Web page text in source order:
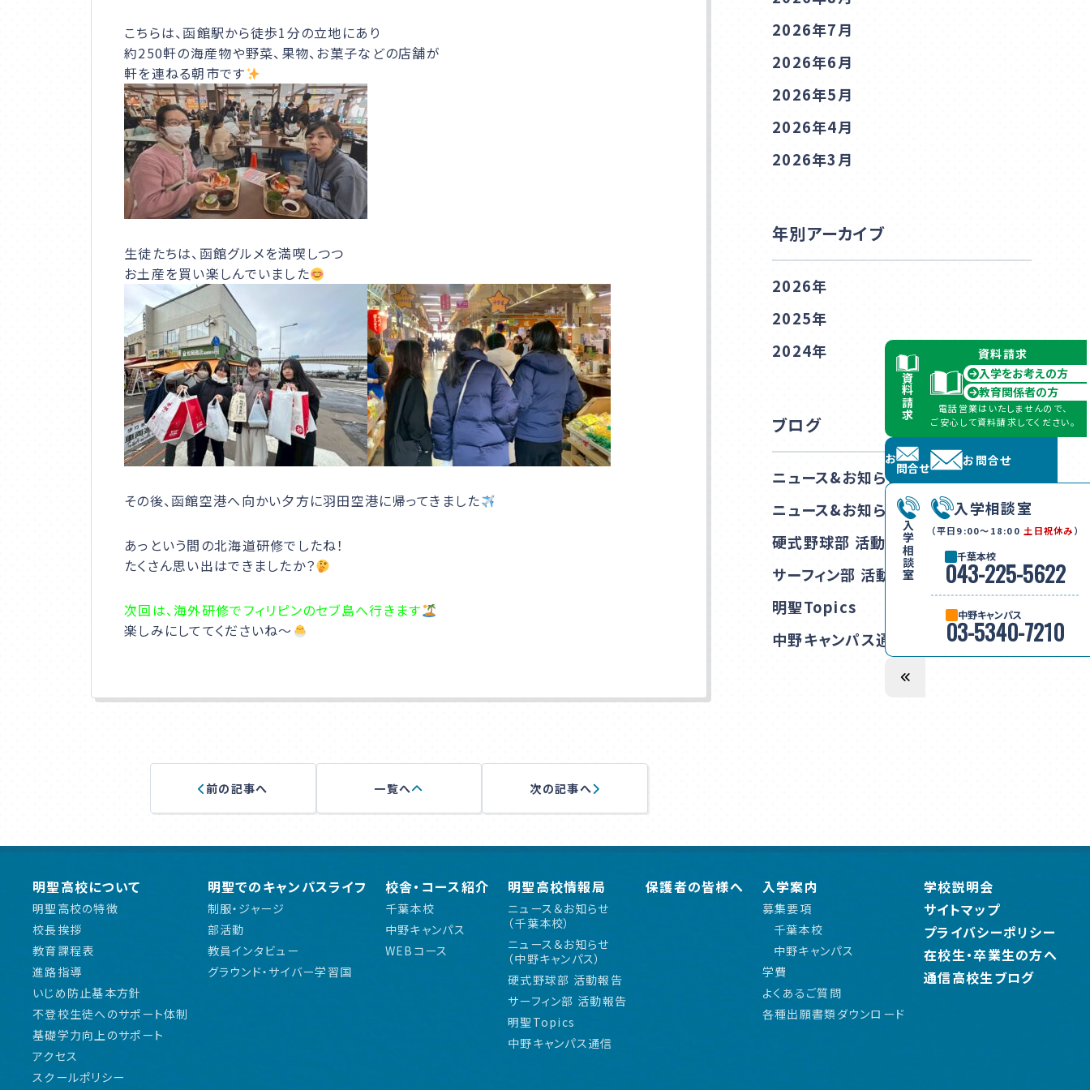
資料請求
資料請求
入学をお考えの方
教育関係者の方
電話営業はいたしませんので、
ご安心して資料請求してください。
お問合せ
お問合せ
入学相談室
入学相談室
（平日9:00〜18:00 土日祝休み）
千葉本校
043-225-5622
中野キャンパス
03-5340-7210
こちらは、函館駅から徒歩1分の立地にあり
約250軒の海産物や野菜、果物、お菓子などの店舗が
軒を連ねる朝市です
生徒たちは、函館グルメを満喫しつつ
お土産を買い楽しんでいました
その後、函館空港へ向かい夕方に羽田空港に帰ってきました
あっという間の北海道研修でしたね！
たくさん思い出はできましたか？
次回は、海外研修でフィリピンのセブ島へ行きます
楽しみにしててくださいね～
前の記事へ 一覧へ 次の記事へ
2026年7月
2026年6月
2026年5月
2026年4月
2026年3月
年別アーカイブ
2026年
2025年
2024年
ブログ
ニュース&お知らせ 千葉本校
ニュース&お知らせ 中野キャンパス
硬式野球部 活動報告
サーフィン部 活動報告
明聖Topics
中野キャンパス通信
明聖高校について
明聖高校の特徴
校長挨拶
教育課程表
進路指導
いじめ防止基本方針
不登校生徒へのサポート体制
基礎学力向上のサポート
アクセス
スクールポリシー
明聖でのキャンパスライフ
制服・ジャージ
部活動
教員インタビュー
グラウンド・サイバー学習国
校舎・コース紹介
千葉本校
中野キャンパス
WEBコース
明聖高校情報局
ニュース＆お知らせ
（千葉本校）
ニュース＆お知らせ
（中野キャンパス）
硬式野球部 活動報告
サーフィン部 活動報告
明聖Topics
中野キャンパス通信
保護者の皆様へ 入学案内
募集要項
千葉本校
中野キャンパス
学費
よくあるご質問
各種出願書類ダウンロード
学校説明会
サイトマップ
プライバシーポリシー
在校生・卒業生の方へ
通信高校生ブログ